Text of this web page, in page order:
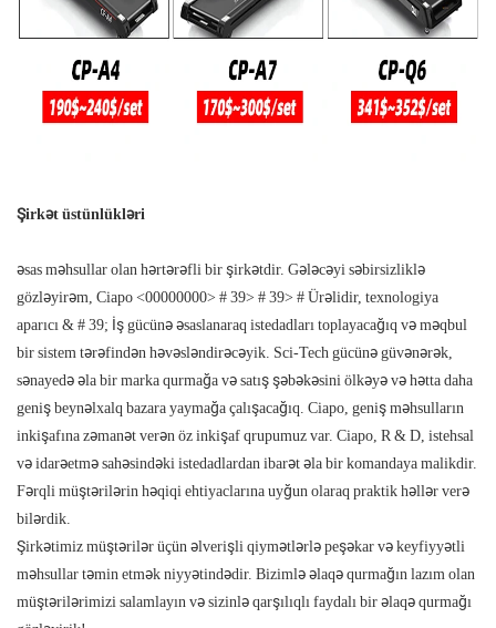
Şirkət üstünlükləri
əsas məhsullar olan hərtərəfli bir şirkətdir. Gələcəyi səbirsizliklə
gözləyirəm, Ciapo <00000000> # 39> # 39> # Ürəlidir, texnologiya
aparıcı & # 39; İş gücünə əsaslanaraq istedadları toplayacağıq və məqbul
bir sistem tərəfindən həvəsləndirəcəyik. Sci-Tech gücünə güvənərək,
sənayedə əla bir marka qurmağa və satış şəbəkəsini ölkəyə və hətta daha
geniş beynəlxalq bazara yaymağa çalışacağıq. Ciapo, geniş məhsulların
inkişafına zəmanət verən öz inkişaf qrupumuz var. Ciapo, R & D, istehsal
və idarəetmə sahəsindəki istedadlardan ibarət əla bir komandaya malikdir.
Fərqli müştərilərin həqiqi ehtiyaclarına uyğun olaraq praktik həllər verə
bilərdik.
Şirkətimiz müştərilər üçün əlverişli qiymətlərlə peşəkar və keyfiyyətli
məhsullar təmin etmək niyyətindədir. Bizimlə əlaqə qurmağın lazım olan
müştərilərimizi salamlayın və sizinlə qarşılıqlı faydalı bir əlaqə qurmağı